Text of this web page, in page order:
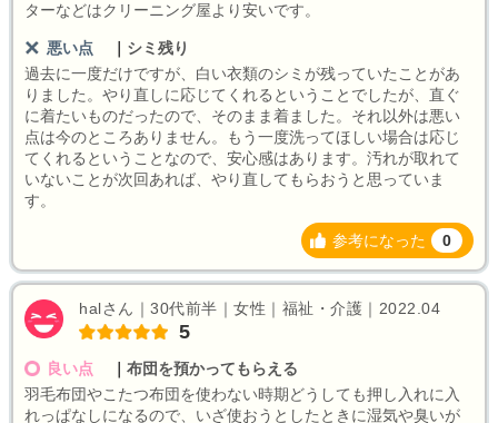
ターなどはクリーニング屋より安いです。
悪い点
シミ残り
過去に一度だけですが、白い衣類のシミが残っていたことがあ
りました。やり直しに応じてくれるということでしたが、直ぐ
に着たいものだったので、そのまま着ました。それ以外は悪い
点は今のところありません。もう一度洗ってほしい場合は応じ
てくれるということなので、安心感はあります。汚れが取れて
いないことが次回あれば、やり直してもらおうと思っていま
す。
参考になった 0
halさん｜30代前半｜女性｜福祉・介護｜2022.04
5
良い点
布団を預かってもらえる
羽毛布団やこたつ布団を使わない時期どうしても押し入れに入
れっぱなしになるので、いざ使おうとしたときに湿気や臭いが